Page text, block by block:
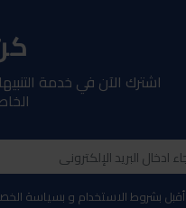
اشترك الآن في خدمة
أقبل بشروط الاستخدام و بسياسة